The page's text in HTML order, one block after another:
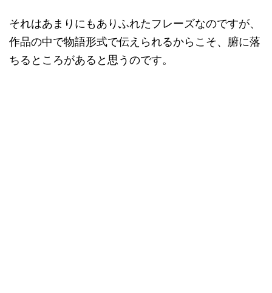
それはあまりにもありふれたフレーズなのですが、
作品の中で物語形式で伝えられるからこそ、腑に落
ちるところがあると思うのです。